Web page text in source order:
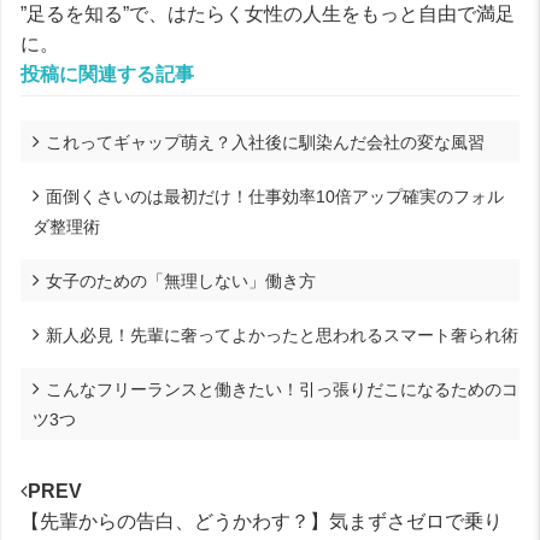
”足るを知る”で、はたらく女性の人生をもっと自由で満足
に。
投稿に関連する記事
これってギャップ萌え？入社後に馴染んだ会社の変な風習
面倒くさいのは最初だけ！仕事効率10倍アップ確実のフォル
ダ整理術
女子のための「無理しない」働き方
新人必見！先輩に奢ってよかったと思われるスマート奢られ術
こんなフリーランスと働きたい！引っ張りだこになるためのコ
ツ3つ
PREV
【先輩からの告白、どうかわす？】気まずさゼロで乗り